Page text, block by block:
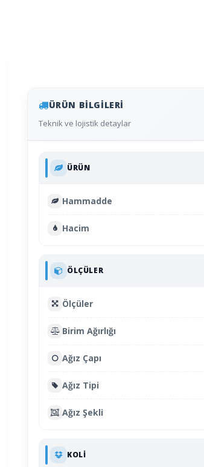
ÜRÜN BILGILERI
Teknik ve lojistik detaylar
ÜRÜN
Hammadde
Hacim
ÖLÇÜLER
Ölçüler
Birim Ağırlığı
Ağız Çapı
Ağız Tipi
Ağız Şekli
KOLI